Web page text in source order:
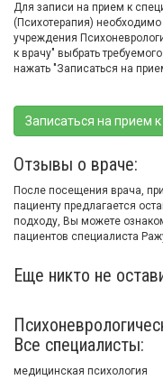
Для записи на прием к
(Психотерапия)
учреждения
к врачу" выбрать
нажать "Записаться на
Записаться на прием
Отзывы о враче:
После посещения врача,
пациенту предлагается
подходу, Вы можете
пациентов специалиста
Еще никто не
Все специалисты:
медицинская психология